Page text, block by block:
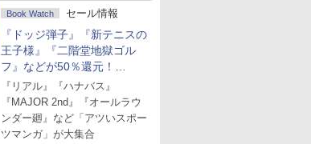
Book Watch セール情報
『ドッジ弾子』『新テニスの
王子様』『二階堂地獄ゴル
フ』などが50％還元！
Amazonマンガ週末セール
『リアル』『ハナバス』
『MAJOR 2nd』『オールラウ
ンダー廻』など「アツいスポー
ツマンガ」が大集合